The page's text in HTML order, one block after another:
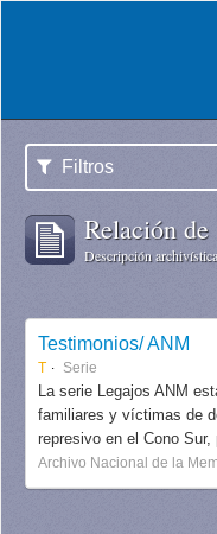
Filtros
Relación
Descripción archivística
Testimonios/ ANM
T Serie
La serie Legajos ANM
familiares y víctimas de
represivo en el Cono
Archivo Nacional de la